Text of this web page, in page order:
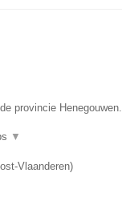
provincie Henegouwen.
▼
Vlaanderen)